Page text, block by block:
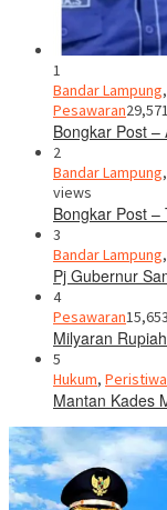
1
Bandar Lampung,
Pesawaran
Bongkar Post
2
Bandar Lampung,
views
Bongkar Post
3
Bandar Lampung,
Pj Gubernur
4
Pesawaran
Milyaran
5
Hukum, Peristiwa
Mantan Kades